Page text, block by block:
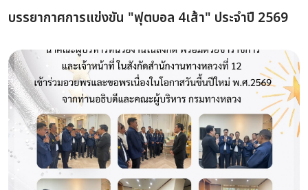
บรรยากาศการแข่งขัน "ฟุตบอล 4เส้า" ประจำปี 2569